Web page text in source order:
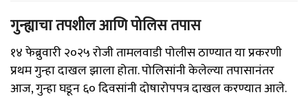
गुन्ह्याचा तपशील आणि पोलिस तपास
१४ फेब्रुवारी २०२५ रोजी तामलवाडी पोलीस ठाण्यात या प्रकरणी
प्रथम गुन्हा दाखल झाला होता. पोलिसांनी केलेल्या तपासानंतर
आज, गुन्हा घडून ६० दिवसांनी दोषारोपपत्र दाखल करण्यात आले.